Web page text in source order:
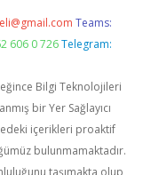
Teams:
606 0 726 Telegram:
Bilgi Teknolojileri
bir Yer Sağlayıcı
içerikleri proaktif
bulunmamaktadır.
taşımakta olup,